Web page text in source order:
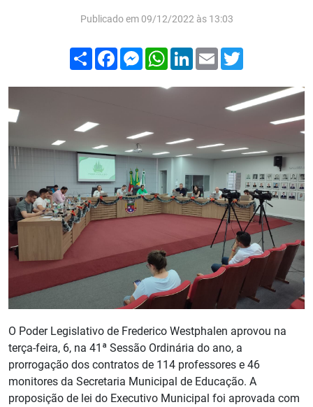
Publicado em 09/12/2022 às 13:03
Compartilhar
FacebookMessenger
WhatsApp
LinkedIn
Email
O Poder Legislativo de Frederico Westphalen aprovou na
terça-feira, 6, na 41ª Sessão Ordinária do ano, a
prorrogação dos contratos de 114 professores e 46
monitores da Secretaria Municipal de Educação. A
proposição de lei do Executivo Municipal foi aprovada com